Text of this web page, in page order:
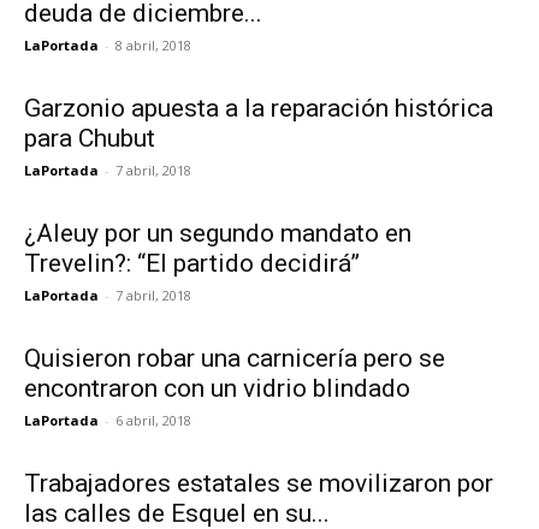
deuda de diciembre...
LaPortada - 8 abril, 2018
Garzonio apuesta a la reparación histórica
para Chubut
LaPortada - 7 abril, 2018
¿Aleuy por un segundo mandato en
Trevelin?: “El partido decidirá”
LaPortada - 7 abril, 2018
Quisieron robar una carnicería pero se
encontraron con un vidrio blindado
LaPortada - 6 abril, 2018
Trabajadores estatales se movilizaron por
las calles de Esquel en su...